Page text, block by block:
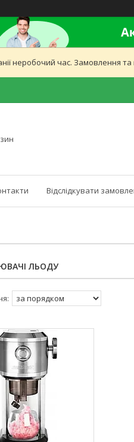
неробочий час. Замовлення
Відслідкувати
ЛЬОДУ